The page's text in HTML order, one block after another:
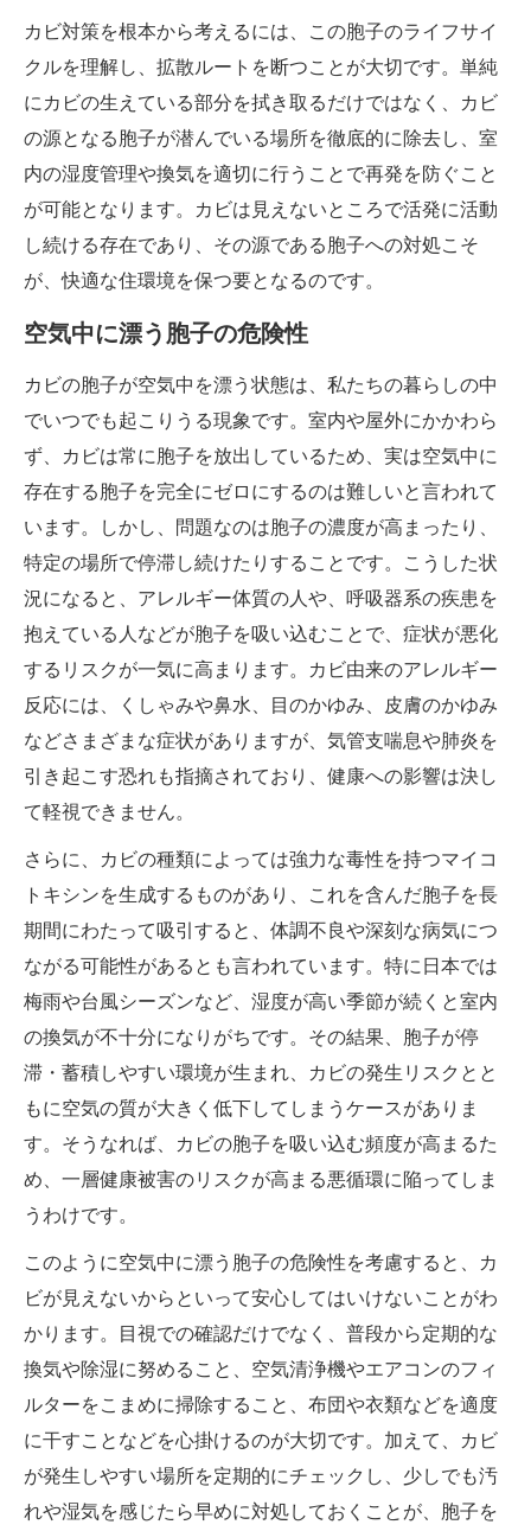
カビ対策を根本から考えるには、この胞子のライフサイ
クルを理解し、拡散ルートを断つことが大切です。単純
にカビの生えている部分を拭き取るだけではなく、カビ
の源となる胞子が潜んでいる場所を徹底的に除去し、室
内の湿度管理や換気を適切に行うことで再発を防ぐこと
が可能となります。カビは見えないところで活発に活動
し続ける存在であり、その源である胞子への対処こそ
が、快適な住環境を保つ要となるのです。
空気中に漂う胞子の危険性
カビの胞子が空気中を漂う状態は、私たちの暮らしの中
でいつでも起こりうる現象です。室内や屋外にかかわら
ず、カビは常に胞子を放出しているため、実は空気中に
存在する胞子を完全にゼロにするのは難しいと言われて
います。しかし、問題なのは胞子の濃度が高まったり、
特定の場所で停滞し続けたりすることです。こうした状
況になると、アレルギー体質の人や、呼吸器系の疾患を
抱えている人などが胞子を吸い込むことで、症状が悪化
するリスクが一気に高まります。カビ由来のアレルギー
反応には、くしゃみや鼻水、目のかゆみ、皮膚のかゆみ
などさまざまな症状がありますが、気管支喘息や肺炎を
引き起こす恐れも指摘されており、健康への影響は決し
て軽視できません。
さらに、カビの種類によっては強力な毒性を持つマイコ
トキシンを生成するものがあり、これを含んだ胞子を長
期間にわたって吸引すると、体調不良や深刻な病気につ
ながる可能性があるとも言われています。特に日本では
梅雨や台風シーズンなど、湿度が高い季節が続くと室内
の換気が不十分になりがちです。その結果、胞子が停
滞・蓄積しやすい環境が生まれ、カビの発生リスクとと
もに空気の質が大きく低下してしまうケースがありま
す。そうなれば、カビの胞子を吸い込む頻度が高まるた
め、一層健康被害のリスクが高まる悪循環に陥ってしま
うわけです。
このように空気中に漂う胞子の危険性を考慮すると、カ
ビが見えないからといって安心してはいけないことがわ
かります。目視での確認だけでなく、普段から定期的な
換気や除湿に努めること、空気清浄機やエアコンのフィ
ルターをこまめに掃除すること、布団や衣類などを適度
に干すことなどを心掛けるのが大切です。加えて、カビ
が発生しやすい場所を定期的にチェックし、少しでも汚
れや湿気を感じたら早めに対処しておくことが、胞子を